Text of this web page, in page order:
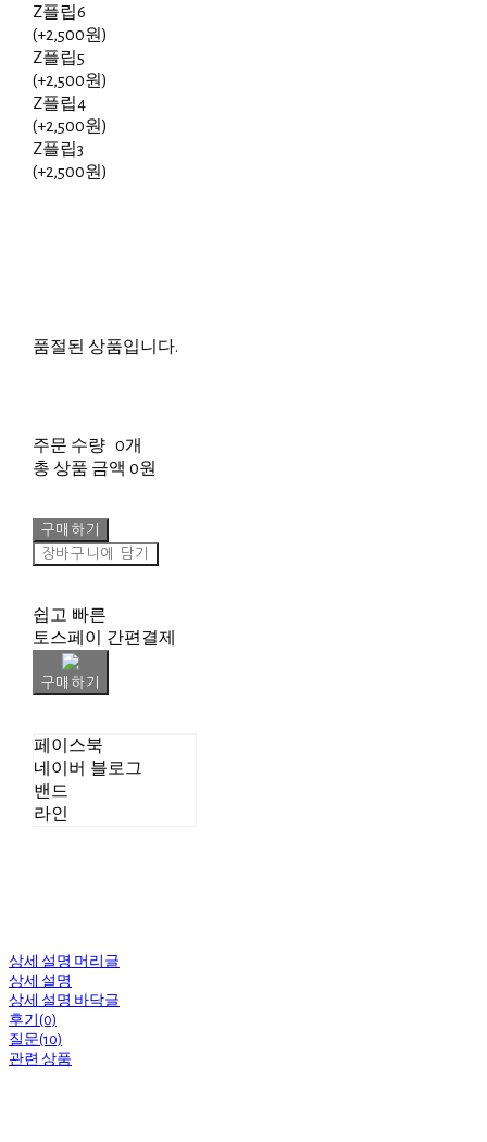
Z플립6
(+2,500원)
Z플립5
(+2,500원)
Z플립4
(+2,500원)
Z플립3
(+2,500원)
품절된 상품입니다.
주문 수량 0개
총 상품 금액 0원
구매하기
장바구니에 담기
쉽고 빠른
토스페이 간편결제
구매하기
페이스북
네이버 블로그
밴드
라인
상세 설명 머리글
상세 설명
상세 설명 바닥글
후기(0)
질문(10)
관련 상품